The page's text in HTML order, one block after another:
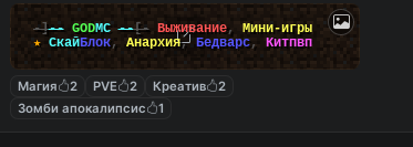
-]-- GODMC--[- Выживание, Мини-игры
★ СкайБлок, Анархия, Бедварс, Китпвп
Магия 2 PVE 2 Креатив
2
Зомби апокалипсис
1